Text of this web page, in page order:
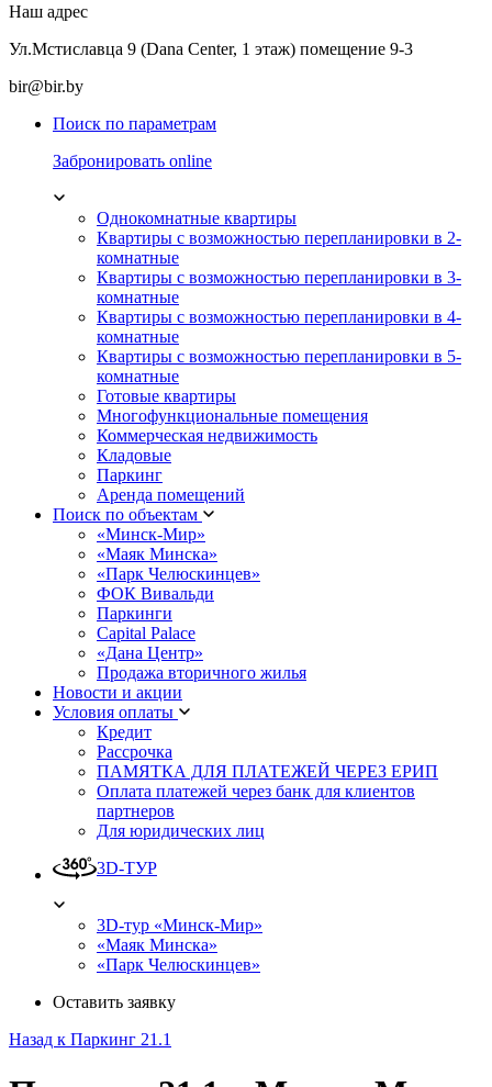
Наш адрес
Ул.Мстиславца 9 (Dana Center, 1 этаж) помещение 9-3
bir@bir.by
Поиск по параметрам
Забронировать online
Однокомнатные квартиры
Квартиры с возможностью перепланировки в 2-
комнатные
Квартиры с возможностью перепланировки в 3-
комнатные
Квартиры с возможностью перепланировки в 4-
комнатные
Квартиры с возможностью перепланировки в 5-
комнатные
Готовые квартиры
Многофункциональные помещения
Коммерческая недвижимость
Кладовые
Паркинг
Аренда помещений
Поиск по объектам
«Минск-Мир»
«Маяк Минска»
«Парк Челюскинцев»
ФОК Вивальди
Паркинги
Capital Palace
«Дана Центр»
Продажа вторичного жилья
Новости и акции
Условия оплаты
Кредит
Рассрочка
ПАМЯТКА ДЛЯ ПЛАТЕЖЕЙ ЧЕРЕЗ ЕРИП
Оплата платежей через банк для клиентов
партнеров
Для юридических лиц
3D-ТУР
3D-тур «Минск-Мир»
«Маяк Минска»
«Парк Челюскинцев»
Оставить заявку
Назад к Паркинг 21.1